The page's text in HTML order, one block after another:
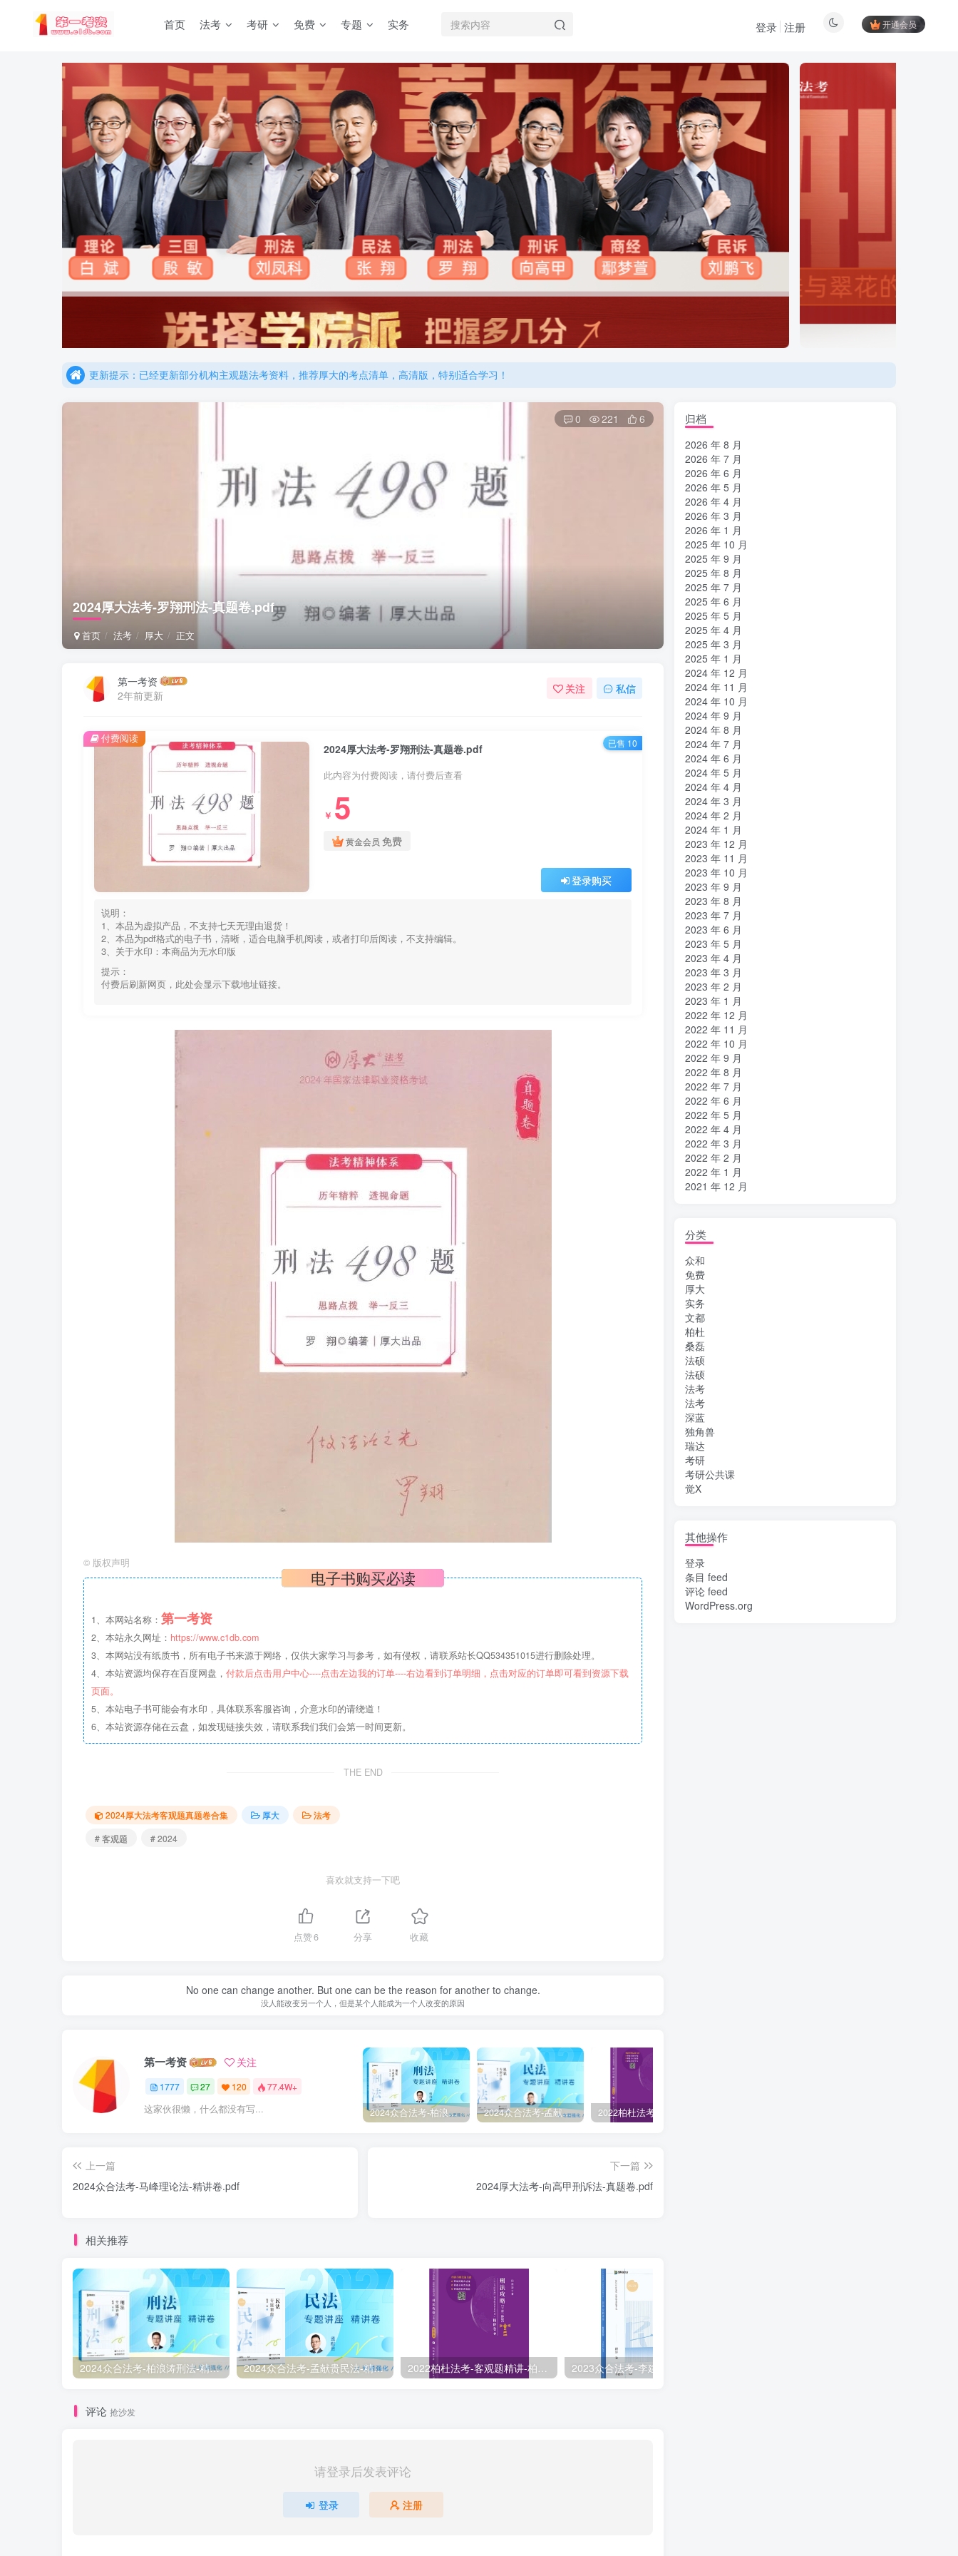
首页 法考 考研 免费 专题 实务 开通会员
登录 注册
更新提示：已经更新部分机构主观题法考资料，推荐厚大的考点清单，高清版，特别适合学习！
重要通知：因网站调整，现已经关闭手机号登录，请手机注册用户及时添加客服微信（微信号：dykz180），客服会协助将登陆方式更改为邮箱登录！
更新提示：已经更新部分机构主观题法考资料，推荐厚大的考点清单，高清版，特别适合学习！
2024厚大法考-罗翔刑法-真题卷.pdf
首页 法考 厚大 正文
0 221 6
第一考资
2年前更新
关注 私信
2024厚大法考-罗翔刑法-真题卷.pdf
此内容为付费阅读，请付费后查看
￥ 5
黄金会员 免费
登录购买
说明：
1、本品为虚拟产品，不支持七天无理由退货！
2、本品为pdf格式的电子书，清晰，适合电脑手机阅读，或者打印后阅读，不支持编辑。
3、关于水印：本商品为无水印版
提示：
付费后刷新网页，此处会显示下载地址链接。
付费阅读 已售 10
© 版权声明
电子书购买必读
1、本网站名称： 第一考资
2、本站永久网址： https://www.c1db.com
3、本网站没有纸质书，所有电子书来源于网络，仅供大家学习与参考，如有侵权，请联系站长QQ534351015进行删除处理。
4、本站资源均保存在百度网盘， 付款后点击用户中心----点击左边我的订单----右边看到订单明细，点击对应的订单即可看到资源下载
页面。
5、本站电子书可能会有水印，具体联系客服咨询，介意水印的请绕道！
6、本站资源存储在云盘，如发现链接失效，请联系我们我们会第一时间更新。
THE END
2024厚大法考客观题真题卷合集 厚大
法考
# 客观题
# 2024
喜欢就支持一下吧
点赞6 分享 收藏
No one can change another. But one can be the reason for another to change.
没人能改变另一个人，但是某个人能成为一个人改变的原因
第一考资 关注
1777 27 120 77.4W+
这家伙很懒，什么都没有写... 2024众合法考-柏浪涛刑法-精讲卷pdf电子版（附视频1-76全） 2024众合法考-孟献贵民法-精讲卷.pdf
上一篇
2024众合法考-马峰理论法-精讲卷.pdf
下一篇
2024厚大法考-向高甲刑诉法-真题卷.pdf
相关推荐
2024众合法考-柏浪涛刑法-精讲卷pdf电子版（附视频1-76全） 2024众合法考-孟献贵民法-精讲卷.pdf 2022柏杜法考-客观题精讲-柏浪涛刑法攻略.pdf
评论 抢沙发
请登录后发表评论
登录 注册
归档
2026 年 8 月
2026 年 7 月
2026 年 6 月
2026 年 5 月
2026 年 4 月
2026 年 3 月
2026 年 1 月
2025 年 10 月
2025 年 9 月
2025 年 8 月
2025 年 7 月
2025 年 6 月
2025 年 5 月
2025 年 4 月
2025 年 3 月
2025 年 1 月
2024 年 12 月
2024 年 11 月
2024 年 10 月
2024 年 9 月
2024 年 8 月
2024 年 7 月
2024 年 6 月
2024 年 5 月
2024 年 4 月
2024 年 3 月
2024 年 2 月
2024 年 1 月
2023 年 12 月
2023 年 11 月
2023 年 10 月
2023 年 9 月
2023 年 8 月
2023 年 7 月
2023 年 6 月
2023 年 5 月
2023 年 4 月
2023 年 3 月
2023 年 2 月
2023 年 1 月
2022 年 12 月
2022 年 11 月
2022 年 10 月
2022 年 9 月
2022 年 8 月
2022 年 7 月
2022 年 6 月
2022 年 5 月
2022 年 4 月
2022 年 3 月
2022 年 2 月
2022 年 1 月
2021 年 12 月
分类
众和
免费
厚大
实务
文都
柏杜
桑磊
法硕
法硕
法考
法考
深蓝
独角兽
瑞达
考研
考研公共课
觉X
其他操作
登录
条目 feed
评论 feed
WordPress.org